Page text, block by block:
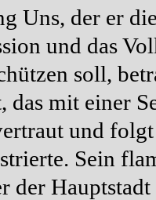
Uns, der er
und das
soll,
das mit einer
und folgt
Sein
der